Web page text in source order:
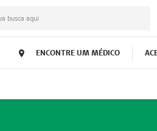
busca aqui
ENCONTRE UM MÉDICO